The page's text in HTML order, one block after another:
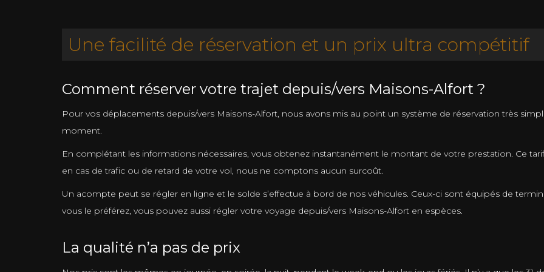
Une facilité de réservation et un prix ultra compétitif
Comment réserver votre trajet depuis/vers Maisons-Alfort ?
Pour vos déplacements depuis/vers Maisons-Alfort, nous avons mis au point un système de réservation très
moment.
En complétant les informations nécessaires, vous obtenez instantanément le montant de votre prestation. Ce
en cas de trafic ou de retard de votre vol, nous ne comptons aucun surcoût.
Un acompte peut se régler en ligne et le solde s’effectue à bord de nos véhicules. Ceux-ci sont équipés de
vous le préférez, vous pouvez aussi régler votre voyage depuis/vers Maisons-Alfort en espèces.
La qualité n’a pas de prix